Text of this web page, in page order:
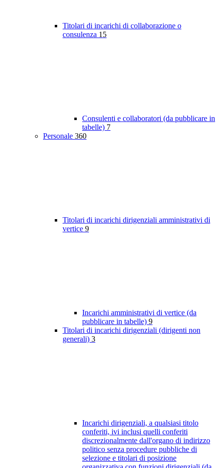
Titolari di incarichi di collaborazione o
consulenza 15
Consulenti e collaboratori (da pubblicare in
tabelle) 7
Personale 360
Titolari di incarichi dirigenziali amministrativi di
vertice 9
Incarichi amministrativi di vertice (da
pubblicare in tabelle) 9
Titolari di incarichi dirigenziali (dirigenti non
generali) 3
Incarichi dirigenziali, a qualsiasi titolo
conferiti, ivi inclusi quelli conferiti
discrezionalmente dall'organo di indirizzo
politico senza procedure pubbliche di
selezione e titolari di posizione